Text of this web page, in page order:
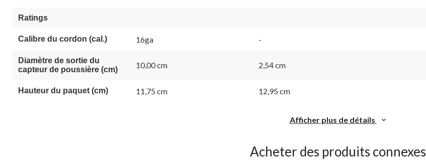
Ratings
Calibre du cordon (cal.) 16ga -
Diamètre de sortie du
capteur de poussière (cm)
10,00 cm 2,54 cm
Hauteur du paquet (cm) 11,75 cm 12,95 cm
Afficher plus de détails
Acheter des produits connexes